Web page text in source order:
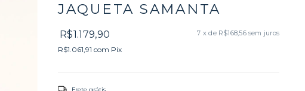
JAQUETA SAMANTA
R$1.179,90 7 x de R$168,56 sem juros
R$1.061,91 com Pix